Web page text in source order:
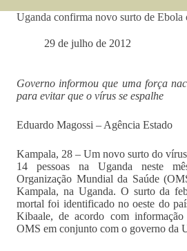
Uganda confirma novo surto de Ebola
29 de julho de 2012
Governo informou que uma força
para evitar que o vírus se espalhe
Eduardo Magossi – Agência Estado
Kampala, 28 – Um novo surto do
14 pessoas na Uganda neste
Organização Mundial da Saúde
Kampala, na Uganda. O surto da
mortal foi identificado no oeste do
Kibaale, de acordo com informação
OMS em conjunto com o governo da